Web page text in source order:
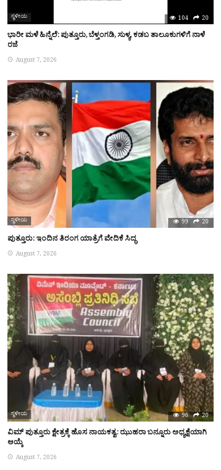
ಸ್ಥಳೀಯ 104 20
ಭಾರೀ ಮಳೆ ಹಿನ್ನೆಲೆ: ಪುತ್ತೂರು, ಬೆಳ್ತಂಗಡಿ, ಸುಳ್ಯ, ಕಡಬ ತಾಲೂಕುಗಳಿಗೆ ನಾಳೆ
ರಜೆ
August 7, 2026
ಸ್ಥಳೀಯ 99 20
ಪುತ್ತೂರು: ಇಂದಿನ ತಿರಂಗ ಯಾತ್ರೆಗೆ ವೇದಿಕೆ ಸಿದ್ಧ
August 7, 2026
ಸ್ಥಳೀಯ 96 20
ವಿಮ್ ಪುತ್ತೂರು ಕ್ಷೇತ್ರಕ್ಕೆ ಹೊಸ ನಾಯಕತ್ವ: ಝುಹರಾ ಬನ್ನೂರು ಅಧ್ಯಕ್ಷೆಯಾಗಿ
ಆಯ್ಕೆ
August 7, 2026